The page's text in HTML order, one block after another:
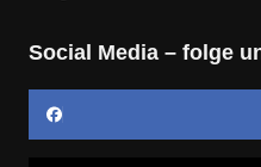
Social Media – folge